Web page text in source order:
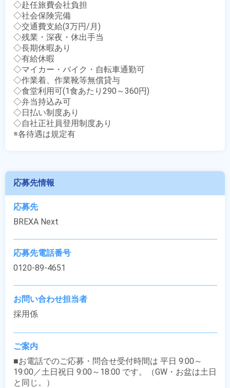
◇赴任旅費会社負担
◇社会保険完備
◇交通費支給(3万円/月)
◇残業・深夜・休出手当
◇長期休暇あり
◇有給休暇
◇マイカー・バイク・自転車通勤可
◇作業着、作業靴等無償貸与
◇食堂利用可(1食あたり290～360円)
◇弁当持込み可
◇日払い制度あり
◇自社正社員登用制度あり
※各待遇は規定有
応募先情報
応募先
BREXA Next
応募先電話番号
0120-89-4651
お問い合わせ担当者
採用係
ご案内
■お電話でのご応募・問合せ受付時間は 平日 9:00～
19:00／土日祝日 9:00～18:00 です。（GW・お盆は土日
と同じ。）